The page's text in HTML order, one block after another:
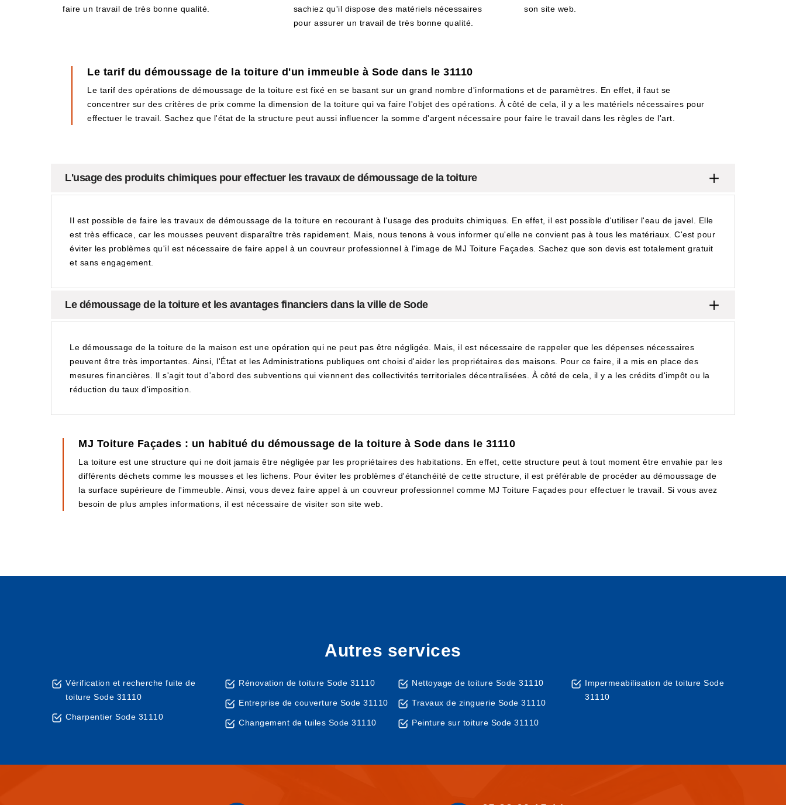
faire un travail de très bonne qualité.
sachiez qu'il dispose des matériels nécessaires
pour assurer un travail de très bonne qualité.
son site web.
Le tarif du démoussage de la toiture d'un immeuble à Sode dans le 31110
Le tarif des opérations de démoussage de la toiture est fixé en se basant sur un grand nombre d'informations et de paramètres. En effet, il faut se
concentrer sur des critères de prix comme la dimension de la toiture qui va faire l'objet des opérations. À côté de cela, il y a les matériels nécessaires pour
effectuer le travail. Sachez que l'état de la structure peut aussi influencer la somme d'argent nécessaire pour faire le travail dans les règles de l'art.
L'usage des produits chimiques pour effectuer les travaux de démoussage de la toiture
Il est possible de faire les travaux de démoussage de la toiture en recourant à l'usage des produits chimiques. En effet, il est possible d'utiliser l'eau de javel. Elle
est très efficace, car les mousses peuvent disparaître très rapidement. Mais, nous tenons à vous informer qu'elle ne convient pas à tous les matériaux. C'est pour
éviter les problèmes qu'il est nécessaire de faire appel à un couvreur professionnel à l'image de MJ Toiture Façades. Sachez que son devis est totalement gratuit
et sans engagement.
Le démoussage de la toiture et les avantages financiers dans la ville de Sode
Le démoussage de la toiture de la maison est une opération qui ne peut pas être négligée. Mais, il est nécessaire de rappeler que les dépenses nécessaires
peuvent être très importantes. Ainsi, l'État et les Administrations publiques ont choisi d'aider les propriétaires des maisons. Pour ce faire, il a mis en place des
mesures financières. Il s'agit tout d'abord des subventions qui viennent des collectivités territoriales décentralisées. À côté de cela, il y a les crédits d'impôt ou la
réduction du taux d'imposition.
MJ Toiture Façades : un habitué du démoussage de la toiture à Sode dans le 31110
La toiture est une structure qui ne doit jamais être négligée par les propriétaires des habitations. En effet, cette structure peut à tout moment être envahie par les
différents déchets comme les mousses et les lichens. Pour éviter les problèmes d'étanchéité de cette structure, il est préférable de procéder au démoussage de
la surface supérieure de l'immeuble. Ainsi, vous devez faire appel à un couvreur professionnel comme MJ Toiture Façades pour effectuer le travail. Si vous avez
besoin de plus amples informations, il est nécessaire de visiter son site web.
Autres services
Vérification et recherche fuite de
toiture Sode 31110
Charpentier Sode 31110
Rénovation de toiture Sode 31110
Entreprise de couverture Sode 31110
Changement de tuiles Sode 31110
Nettoyage de toiture Sode 31110
Travaux de zinguerie Sode 31110
Peinture sur toiture Sode 31110
Impermeabilisation de toiture Sode
31110